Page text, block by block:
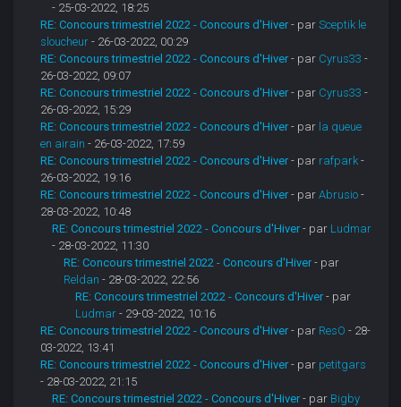
- 25-03-2022, 18:25
RE: Concours trimestriel 2022 - Concours d'Hiver - parSceptik le
sloucheur - 26-03-2022, 00:29
RE: Concours trimestriel 2022 - Concours d'Hiver - par Cyrus33 -
26-03-2022, 09:07
RE: Concours trimestriel 2022 - Concours d'Hiver - par Cyrus33 -
26-03-2022, 15:29
RE: Concours trimestriel 2022 - Concours d'Hiver - par la queue
en airain - 26-03-2022, 17:59
RE: Concours trimestriel 2022 - Concours d'Hiver - par rafpark -
26-03-2022, 19:16
RE: Concours trimestriel 2022 - Concours d'Hiver - parAbrusio -
28-03-2022, 10:48
RE: Concours trimestriel 2022 - Concours d'Hiver - par Ludmar
- 28-03-2022, 11:30
RE: Concours trimestriel 2022 - Concours d'Hiver - par
Reldan - 28-03-2022, 22:56
RE: Concours trimestriel 2022 - Concours d'Hiver - par
Ludmar - 29-03-2022, 10:16
RE: Concours trimestriel 2022 - Concours d'Hiver - par ResO - 28-
03-2022, 13:41
RE: Concours trimestriel 2022 - Concours d'Hiver - par petitgars
- 28-03-2022, 21:15
RE: Concours trimestriel 2022 - Concours d'Hiver - par Bigby